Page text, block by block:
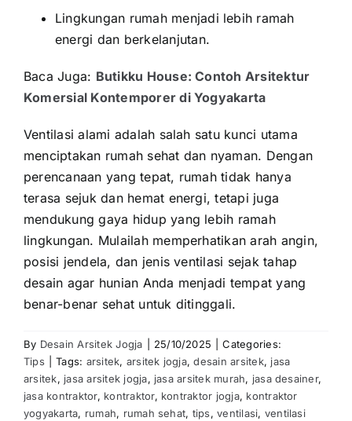
Lingkungan rumah menjadi lebih ramah
energi dan berkelanjutan.
Baca Juga: Butikku House: Contoh Arsitektur
Komersial Kontemporer di Yogyakarta
Ventilasi alami adalah salah satu kunci utama
menciptakan rumah sehat dan nyaman. Dengan
perencanaan yang tepat, rumah tidak hanya
terasa sejuk dan hemat energi, tetapi juga
mendukung gaya hidup yang lebih ramah
lingkungan. Mulailah memperhatikan arah angin,
posisi jendela, dan jenis ventilasi sejak tahap
desain agar hunian Anda menjadi tempat yang
benar-benar sehat untuk ditinggali.
By Desain Arsitek Jogja 25/10/2025
Categories:
Tips
Tags: arsitek, arsitek jogja,desain arsitek, jasa
arsitek, jasa arsitek jogja, jasa arsitek murah, jasa desainer,
jasa kontraktor, kontraktor, kontraktor jogja, kontraktor
yogyakarta, rumah, rumah sehat, tips,ventilasi, ventilasi